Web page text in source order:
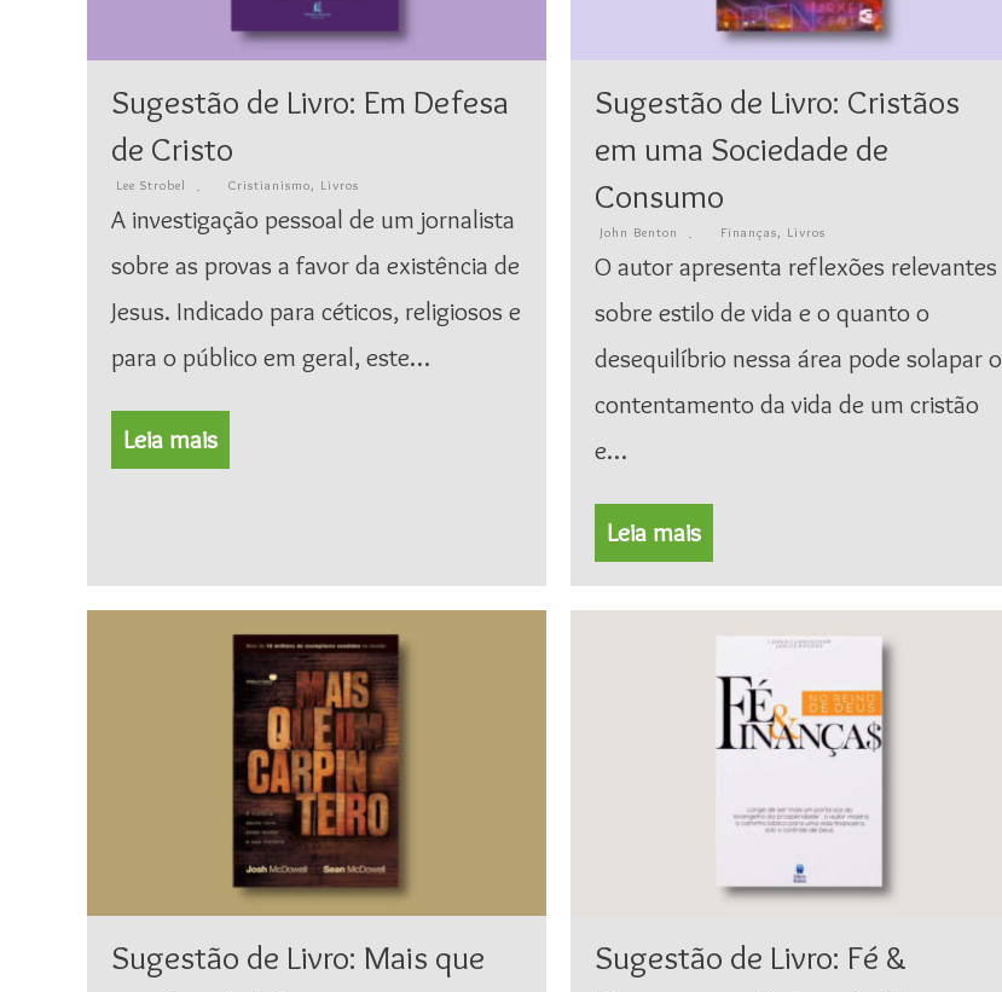
Sugestão de Livro: Em Defesa
de Cristo
Lee Strobel Cristianismo, Livros
A investigação pessoal de um jornalista
sobre as provas a favor da existência de
Jesus. Indicado para céticos, religiosos e
para o público em geral, este…
Leia mais
Sugestão de Livro: Cristãos
em uma Sociedade de
Consumo
John Benton Finanças, Livros
O autor apresenta reflexões relevantes
sobre estilo de vida e o quanto o
desequilíbrio nessa área pode solapar o
contentamento da vida de um cristão
e…
Leia mais
Sugestão de Livro: Mais que
Sugestão de Livro: Fé &